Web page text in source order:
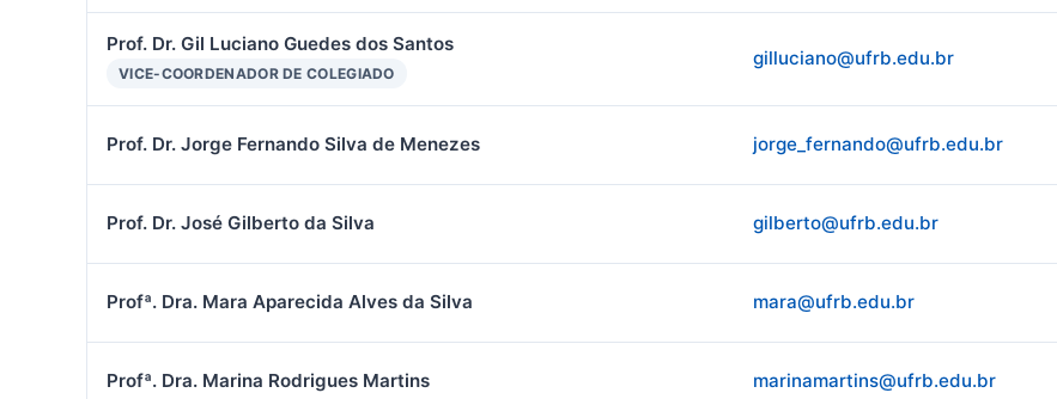
Prof. Dr. Gil Luciano Guedes dos Santos
VICE-COORDENADOR DE COLEGIADO
gilluciano@ufrb.edu.br
Prof. Dr. Jorge Fernando Silva de Menezes jorge_fernando@ufrb.edu.br
Prof. Dr. José Gilberto da Silva gilberto@ufrb.edu.br
Profª. Dra. Mara Aparecida Alves da Silva mara@ufrb.edu.br
Profª. Dra. Marina Rodrigues Martins marinamartins@ufrb.edu.br